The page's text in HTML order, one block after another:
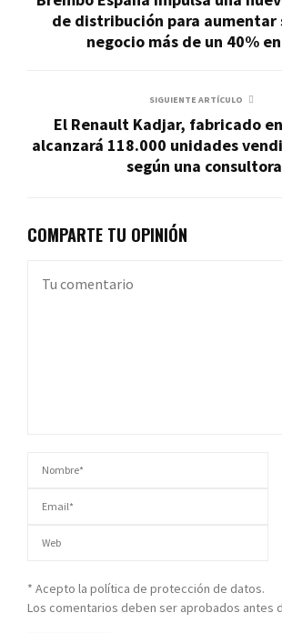
de distribución para aumentar
negocio más de un 40%
SIGUIENTE ARTÍCULO
El Renault Kadjar, fabricado
alcanzará 118.000 unidades
según una consultora
COMPARTE TU OPINIÓN
* Acepto la política de protección de datos.
Los comentarios deben ser aprobados antes